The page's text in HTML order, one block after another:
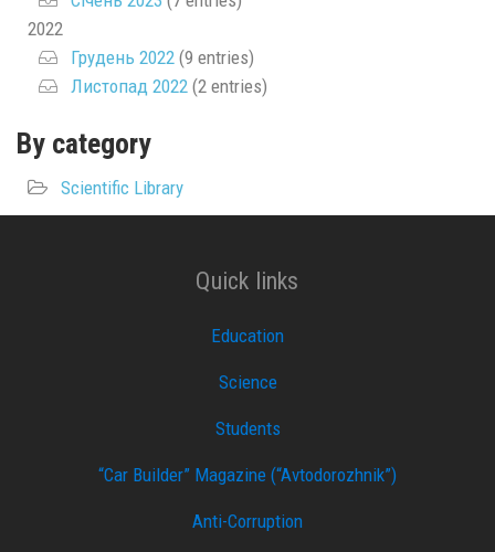
2022
Грудень 2022 (9 entries)
Листопад 2022 (2 entries)
By category
Scientific Library
Quick links
Education
Science
Students
“Car Builder” Magazine (“Avtodorozhnik”)
Anti-Corruption